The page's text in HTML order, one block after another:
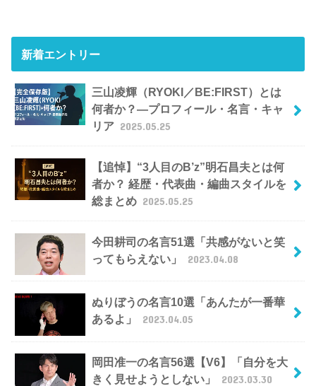
新着エントリー
三山凌輝（RYOKI／BE:FIRST）とは
何者か？―プロフィール・名言・キャ
リア 2025.05.25
【追悼】“3人目のB’z”明石昌夫とは何
者か？ 経歴・代表曲・編曲スタイルを
総まとめ 2025.05.25
今田耕司の名言51選「共感がないと笑
ってもらえない」
2023.04.08
ぬりぼうの名言10選「あんたが一番華
あるよ」
2023.04.05
岡田准一の名言56選【V6】「自分を大
きく見せようとしない」
2023.03.30